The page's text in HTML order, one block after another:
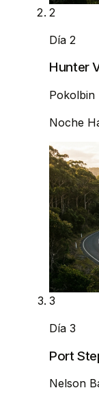
2
Día 2
Hunter
Pokolbin
Noche
3
Día 3
Port
Nelson